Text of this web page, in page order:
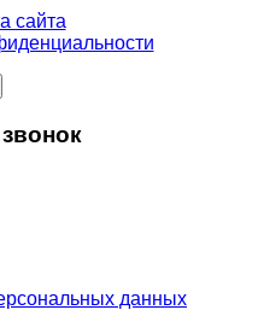
сайта
данных